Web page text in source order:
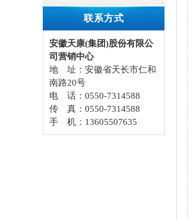
联系方式
安徽天康(集团)股份有限公
司营销中心
地 址：安徽省天长市仁和
南路20号
电 话：0550-7314588
传 真：0550-7314588
手 机：13605507635